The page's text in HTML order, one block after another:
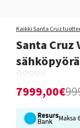
Kaikki Santa Cruz
Santa Cruz
sähköpyörä
7999,00€
Maksa